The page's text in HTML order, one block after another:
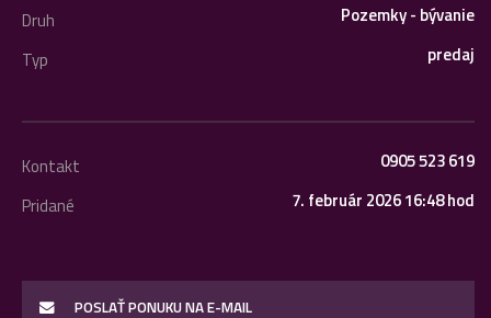
Druh
Pozemky - bývanie
Typ
predaj
Kontakt
0905 523 619
Pridané
7. február 2026 16:48 hod
POSLAŤ PONUKU NA E-MAIL